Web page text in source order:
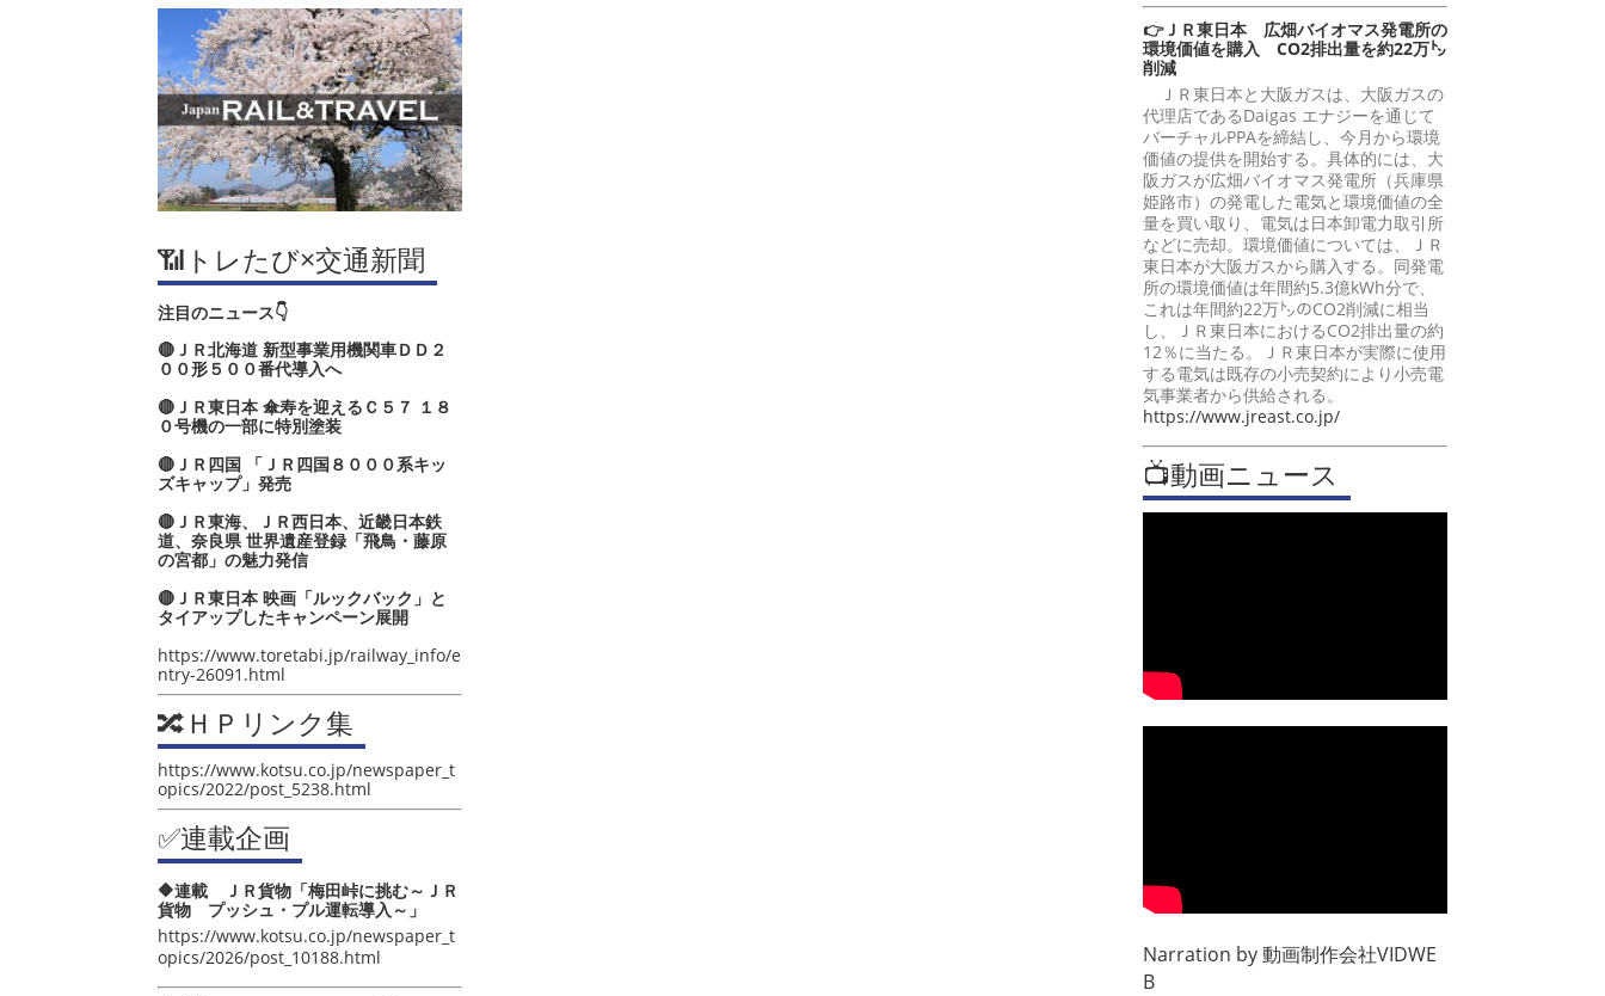
📶トレたび×交通新聞
注目のニュース👇
🔴ＪＲ北海道 新型事業用機関車ＤＤ２
００形５００番代導入へ
🔴ＪＲ東日本 傘寿を迎えるＣ５７ １８
０号機の一部に特別塗装
🔴ＪＲ四国 「ＪＲ四国８０００系キッ
ズキャップ」発売
🔴ＪＲ東海、ＪＲ西日本、近畿日本鉄
道、奈良県 世界遺産登録「飛鳥・藤原
の宮都」の魅力発信
🔴ＪＲ東日本 映画「ルックバック」と
タイアップしたキャンペーン展開
https://www.toretabi.jp/railway_info/e
ntry-26091.html
🔀ＨＰリンク集
https://www.kotsu.co.jp/newspaper_t
opics/2022/post_5238.html
✅連載企画
🔶連載 ＪＲ貨物「梅田峠に挑む～ＪＲ
貨物 プッシュ・プル運転導入～」
https://www.kotsu.co.jp/newspaper_t
opics/2026/post_10188.html
👉ＪＲ東日本 広畑バイオマス発電所の
環境価値を購入 CO2排出量を約22万㌧
削減
ＪＲ東日本と大阪ガスは、大阪ガスの
代理店であるDaigas エナジーを通じて
バーチャルPPAを締結し、今月から環境
価値の提供を開始する。具体的には、大
阪ガスが広畑バイオマス発電所（兵庫県
姫路市）の発電した電気と環境価値の全
量を買い取り、電気は日本卸電力取引所
などに売却。環境価値については、ＪＲ
東日本が大阪ガスから購入する。同発電
所の環境価値は年間約5.3億kWh分で、
これは年間約22万㌧のCO2削減に相当
し、ＪＲ東日本におけるCO2排出量の約
12％に当たる。ＪＲ東日本が実際に使用
する電気は既存の小売契約により小売電
気事業者から供給される。
https://www.jreast.co.jp/
📺動画ニュース
Narration by動画制作会社VIDWE
B